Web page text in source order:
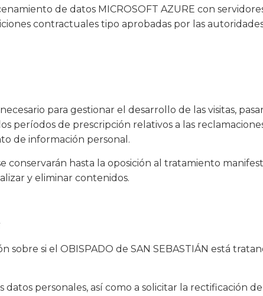
de datos MICROSOFT AZURE con
contractuales tipo aprobadas por las
para gestionar el desarrollo de las visitas,
períodos de prescripción relativos a las
de información personal.
conservarán hasta la oposición al tratamiento
y eliminar contenidos.
si el OBISPADO de SAN SEBASTIÁN está
personales, así como a solicitar la rectificación